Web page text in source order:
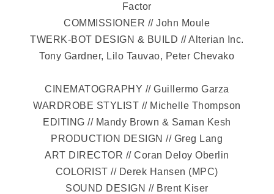
Factor
COMMISSIONER // John Moule
TWERK-BOT DESIGN & BUILD // Alterian Inc.
Tony Gardner, Lilo Tauvao, Peter Chevako
CINEMATOGRAPHY // Guillermo Garza
WARDROBE STYLIST // Michelle Thompson
EDITING // Mandy Brown & Saman Kesh
PRODUCTION DESIGN // Greg Lang
ART DIRECTOR // Coran Deloy Oberlin
COLORIST // Derek Hansen (MPC)
SOUND DESIGN // Brent Kiser